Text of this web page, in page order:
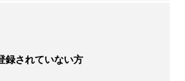
録されていない方